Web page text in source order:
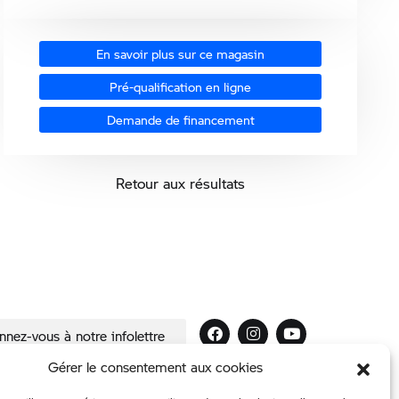
Gérer le consentement aux cookies
En savoir plus sur ce magasin
Pré-qualification en ligne
Demande de financement
Retour aux résultats
vous à notre infolettre